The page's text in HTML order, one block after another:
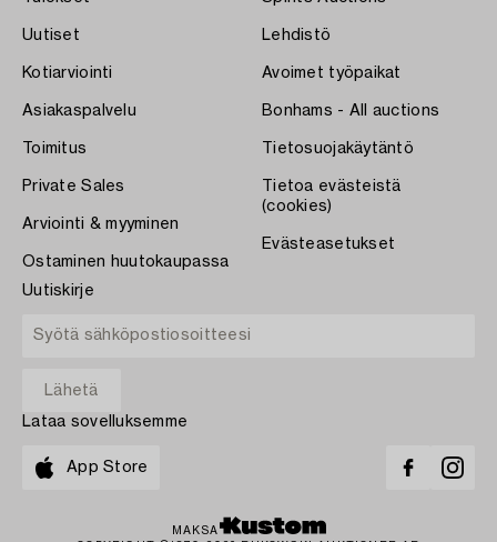
Uutiset
Kotiarviointi
Asiakaspalvelu
Toimitus
Private Sales
Arviointi & myyminen
Ostaminen huutokaupassa
Lehdistö
Avoimet työpaikat
Bonhams - All auctions
Tietosuojakäytäntö
Tietoa evästeistä
(cookies)
Evästeasetukset
Uutiskirje
Lataa sovelluksemme
App Store
MAKSA